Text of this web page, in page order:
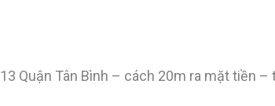
Quận Tân Bình – cách 20m ra mặt tiền